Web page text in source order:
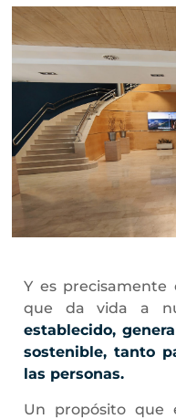
Y es precisamente
que da vida a
establecido,
sostenible, tanto
las personas.
Un propósito que